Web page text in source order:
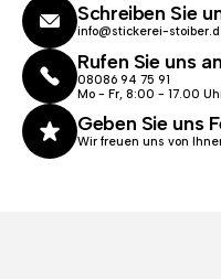
Schreiben Sie
info@stickerei-
Rufen Sie uns an
08086 94 75 91
Mo - Fr, 8:00 - 17.00
Geben Sie uns
Wir freuen uns von